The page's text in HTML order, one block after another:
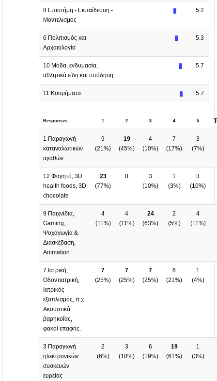
8 Επιστήμη - Εκπαίδευση -
Μοντελισμός
5.2
6 Πολιτισμός και
Αρχαιολογία
5.3
10 Μόδα, ενδυμασία,
αθλητικά είδη και υπόδηση
5.7
11 Κοσμήματα. 5.7
Responses 1 2 3 4 5
1 Παραγωγή
καταναλωτικών
αγαθών .
9
(21%)
19
(45%)
4
(10%)
7
(17%)
3
(7%)
12 Φαγητό, 3D
health foods, 3D
chocolate
23
(77%)
0
3
(10%)
1
(3%)
3
(10%)
9 Παιχνίδια,
Gaming,
Ψυχαγωγία &
Διασκέδαση,
Animation
4
(11%)
4
(11%)
24
(63%)
2
(5%)
4
(11%)
7 Ιατρική,
Οδοντιατρική,
Ιατρικός
εξοπλισμός, π.χ.
Ακουστικά
βαρηκοΐας,
φακοί επαφής.
7
(25%)
7
(25%)
7
(25%)
6
(21%)
1
(4%)
3 Παραγωγή
ηλεκτρονικών
συσκευών
ευρείας
2
(6%)
3
(10%)
6
(19%)
19
(61%)
1
(3%)